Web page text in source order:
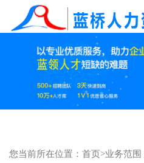
您当前所在位置： 首页>业务范围